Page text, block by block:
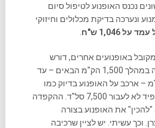
הראשונים נכנס האופנוע לטיפול סיום
ונערכה בדיקת מכלולים וחיזוקי
1,046 ש"ח
באופנועים אחרים, דורש
היצרן המשך הרצה, ולפיה במהלך 1,500 הק"מ הבאים – עד
מצטבר של 2,500 ק"מ – ארכב על האופנוע בדיוק כמו
שאני רגיל לרכוב, אבל אקפיד לא לעבור 7,500 סל"ד. ההקפדה
את האופנוע בצורה
וכך עשיתי. יש לציין שרכיבה